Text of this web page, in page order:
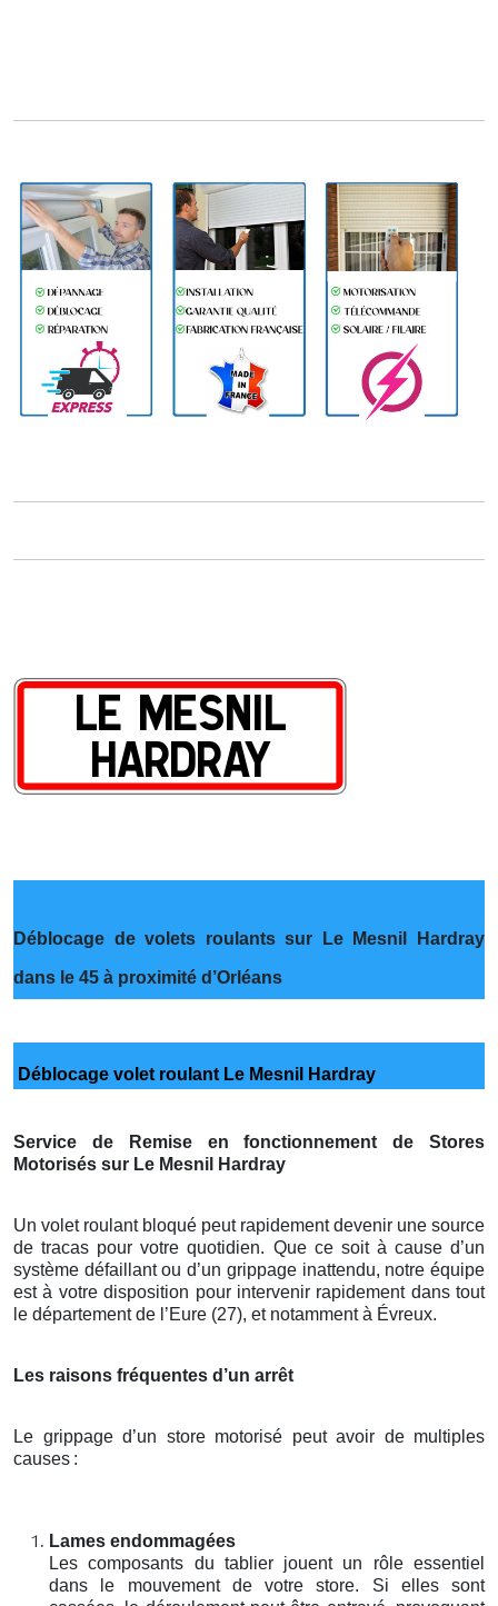
Déblocage de volets roulants sur Le Mesnil Hardray
dans le 45 à proximité d’Orléans
Déblocage volet roulant Le Mesnil Hardray
Service de Remise en fonctionnement de Stores
Motorisés sur Le Mesnil Hardray
Un volet roulant bloqué peut rapidement devenir une source
de tracas pour votre quotidien. Que ce soit à cause d’un
système défaillant ou d’un grippage inattendu, notre équipe
est à votre disposition pour intervenir rapidement dans tout
le département de l’Eure (27), et notamment à Évreux.
Les raisons fréquentes d’un arrêt
Le grippage d’un store motorisé peut avoir de multiples
causes :
Lames endommagées
Les composants du tablier jouent un rôle essentiel
dans le mouvement de votre store. Si elles sont